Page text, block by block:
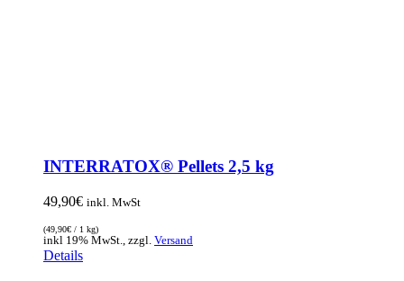
INTERRATOX® Pellets 2,5 kg
49,90€ inkl. MwSt
(49,90€ / 1 kg)
inkl 19% MwSt., zzgl. Versand
Details